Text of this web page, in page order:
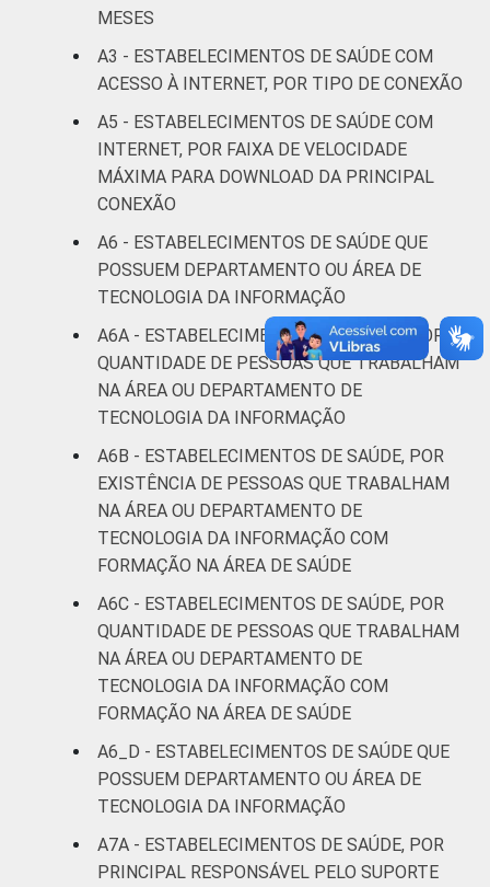
Interior 28
Fonte: CGI/NIC.br, Centro Regional de
Estudos para o Desenvolvimento da
Sociedade da Informação (Cetic.br),
Pesquisa sobre o uso das tecnologias de
estabelecimentos de saúde brasileiros – TIC
Saúde 2021.
MESES
A3 - ESTABELECIMENTOS DE SAÚDE COM
ACESSO À INTERNET, POR TIPO DE CONEXÃO
A5 - ESTABELECIMENTOS DE SAÚDE COM
INTERNET, POR FAIXA DE VELOCIDADE
MÁXIMA PARA DOWNLOAD DA PRINCIPAL
CONEXÃO
A6 - ESTABELECIMENTOS DE SAÚDE QUE
POSSUEM DEPARTAMENTO OU ÁREA DE
TECNOLOGIA DA INFORMAÇÃO
A6A - ESTABELECIMENTOS DE SAÚDE, POR
QUANTIDADE DE PESSOAS QUE TRABALHAM
NA ÁREA OU DEPARTAMENTO DE
TECNOLOGIA DA INFORMAÇÃO
A6B - ESTABELECIMENTOS DE SAÚDE, POR
EXISTÊNCIA DE PESSOAS QUE TRABALHAM
NA ÁREA OU DEPARTAMENTO DE
TECNOLOGIA DA INFORMAÇÃO COM
FORMAÇÃO NA ÁREA DE SAÚDE
A6C - ESTABELECIMENTOS DE SAÚDE, POR
QUANTIDADE DE PESSOAS QUE TRABALHAM
NA ÁREA OU DEPARTAMENTO DE
TECNOLOGIA DA INFORMAÇÃO COM
FORMAÇÃO NA ÁREA DE SAÚDE
A6_D - ESTABELECIMENTOS DE SAÚDE QUE
POSSUEM DEPARTAMENTO OU ÁREA DE
TECNOLOGIA DA INFORMAÇÃO
A7A - ESTABELECIMENTOS DE SAÚDE, POR
PRINCIPAL RESPONSÁVEL PELO SUPORTE